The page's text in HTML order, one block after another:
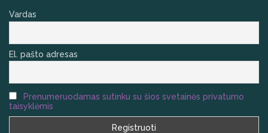
Vardas
El. pašto adresas
Prenumeruodamas sutinku su šios svetainės privatumo
taisyklėmis